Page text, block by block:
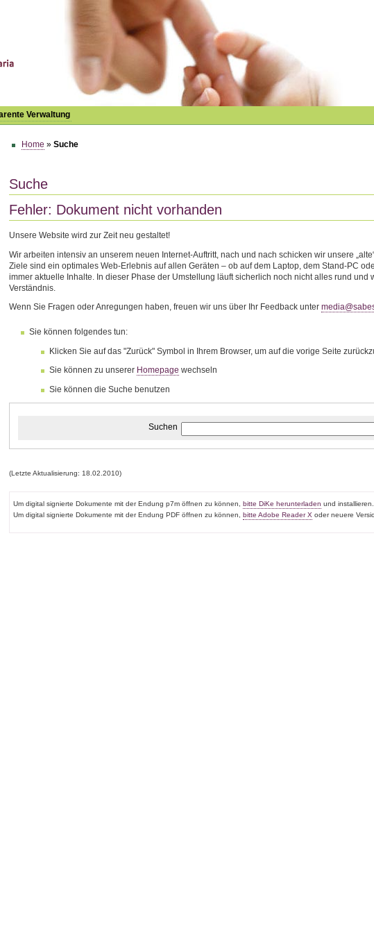
Verwaltung
Home »Suche
Suche
Fehler: Dokument nicht vorhanden
Unsere Website wird zur Zeit neu gestaltet!
Wir arbeiten intensiv an unserem neuen Internet-Auftritt, nach und nach schicken wir unsere
Ziele sind ein optimales Web-Erlebnis auf allen Geräten – ob auf dem Laptop, dem Stand-PC
immer aktuelle Inhalte. In dieser Phase der Umstellung läuft sicherlich noch nicht alles rund und
Verständnis.
Wenn Sie Fragen oder Anregungen haben, freuen wir uns über Ihr Feedback unter
Sie können folgendes tun:
Klicken Sie auf das "Zurück" Symbol in Ihrem Browser, um auf die vorige Seite
Sie können zu unserer Homepage wechseln
Sie können die Suche benutzen
Suchen
(Letzte Aktualisierung: 18.02.2010)
Um digital signierte Dokumente mit der Endung p7m öffnen zu können,bitte DiKe herunterladen und installieren.
Um digital signierte Dokumente mit der Endung PDF öffnen zu können,bitte Adobe Reader X oder neuere